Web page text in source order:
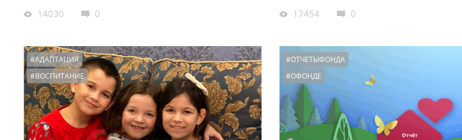
14030 0 17454 0
#АДАПТАЦИЯ
#ВОСПИТАНИЕ
#ОТЧЕТЫФОНДА
#ОФОНДЕ